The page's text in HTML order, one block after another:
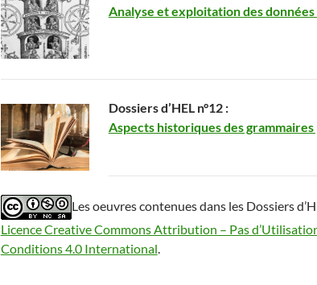
Analyse et exploitation des
Dossiers d’HEL n°12 :
Aspects historiques des
Les oeuvres contenues dans les Dossiers
Licence Creative Commons Attribution – Pas
Conditions 4.0 International.